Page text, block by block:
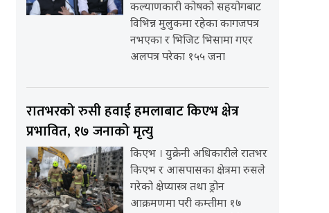
कल्याणकारी कोषको सहयोगबाट
विभिन्न मुलुकमा रहेका कागजपत्र
नभएका र भिजिट भिसामा गएर
अलपत्र परेका १५५ जना
रातभरको रुसी हवाई हमलाबाट किएभ क्षेत्र
प्रभावित, १७ जनाको मृत्यु
किएभ । युक्रेनी अधिकारीले रातभर
किएभ र आसपासका क्षेत्रमा रुसले
गरेको क्षेप्यास्त्र तथा ड्रोन
आक्रमणमा परी कम्तीमा १७